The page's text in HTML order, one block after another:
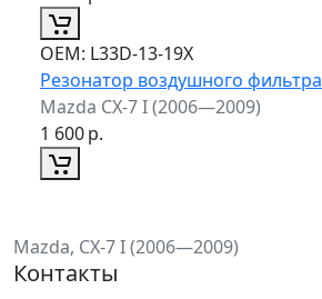
ОЕМ: L33D-13-19X
Резонатор воздушного фильтра
Mazda CX-7 I (2006—2009)
1 600р.
Mazda, CX-7 I (2006—2009)
Контакты